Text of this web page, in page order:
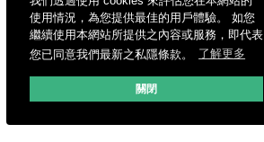
使用情況，為您提供最佳的用戶體驗。 如您
繼續使用本網站所提供之內容或服務，即代表
您已同意我們最新之私隱條款。
了解更多
關閉